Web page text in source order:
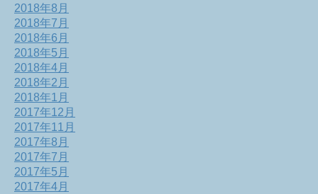
2018年8月
2018年7月
2018年6月
2018年5月
2018年4月
2018年2月
2018年1月
2017年12月
2017年11月
2017年8月
2017年7月
2017年5月
2017年4月